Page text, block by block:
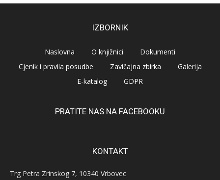
IZBORNIK
Naslovna O knjižnici
Dokumenti
Cjenik i pravila posudbe
Zavičajna zbirka
Galerija
E-katalog
GDPR
PRATITE NAS NA FACEBOOKU
KONTAKT
Trg Petra Zrinskog 7, 10340 Vrbovec